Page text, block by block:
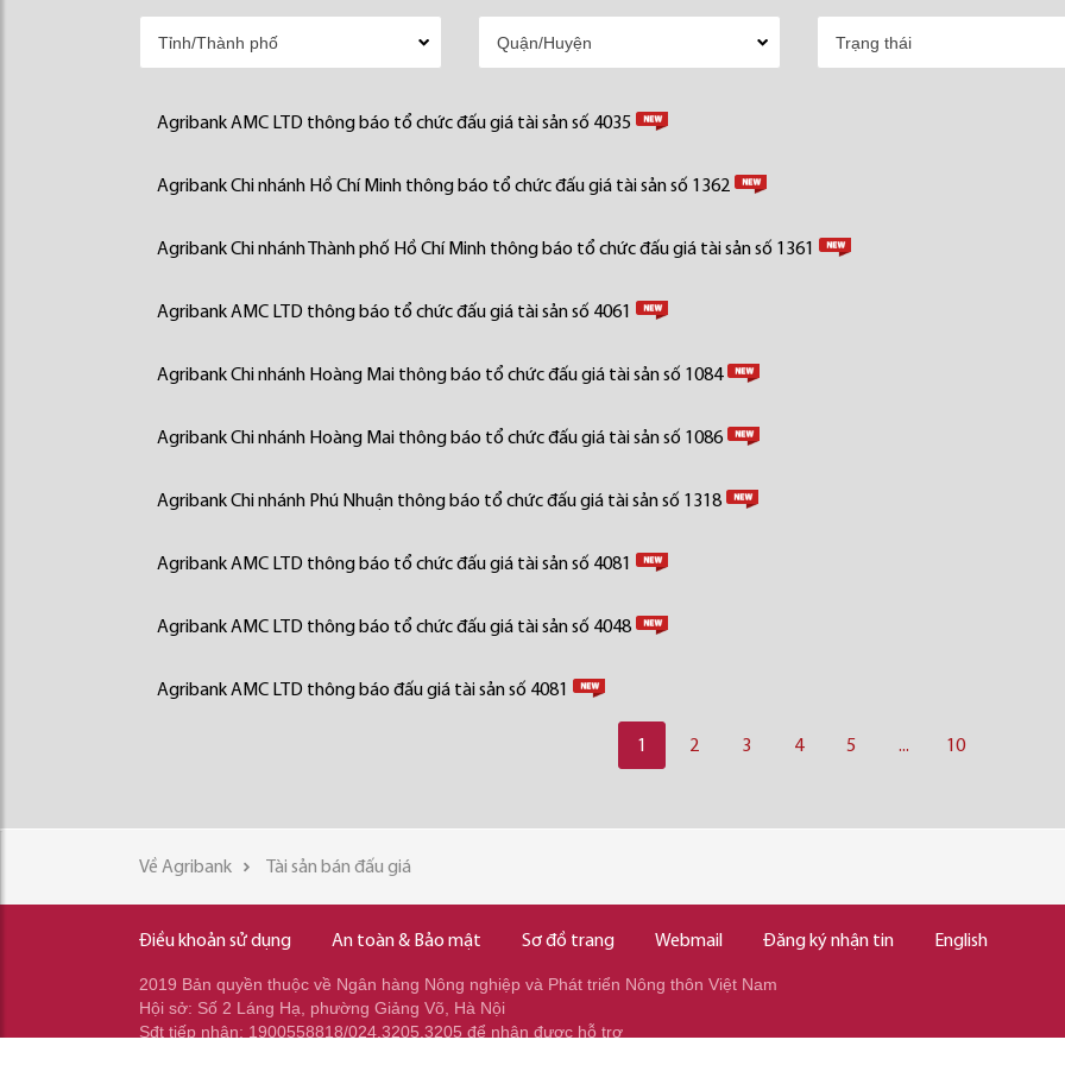
Agribank AMC LTD thông báo tổ chức đấu giá tài sản số 4035
Agribank Chi nhánh Hồ Chí Minh thông báo tổ chức đấu giá tài sản số 1362
Agribank Chi nhánh Thành phố Hồ Chí Minh thông báo tổ chức đấu giá tài sản số 1361
Agribank AMC LTD thông báo tổ chức đấu giá tài sản số 4061
Agribank Chi nhánh Hoàng Mai thông báo tổ chức đấu giá tài sản số 1084
Agribank Chi nhánh Hoàng Mai thông báo tổ chức đấu giá tài sản số 1086
Agribank Chi nhánh Phú Nhuận thông báo tổ chức đấu giá tài sản số 1318
Agribank AMC LTD thông báo tổ chức đấu giá tài sản số 4081
Agribank AMC LTD thông báo tổ chức đấu giá tài sản số 4048
Agribank AMC LTD thông báo đấu giá tài sản số 4081
1 2 3 4 5 ... 10
Về Agribank Tài sản bán đấu giá
Điều khoản sử dụng An toàn & Bảo mật Sơ đồ trang Webmail Đăng ký nhận tin English
2019 Bản quyền thuộc về Ngân hàng Nông nghiệp và Phát triển Nông thôn Việt Nam
Hội sở: Số 2 Láng Hạ, phường Giảng Võ, Hà Nội
Sđt tiếp nhận: 1900558818/024.3205.3205 để nhận được hỗ trợ